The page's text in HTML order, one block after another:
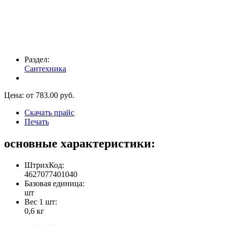
Раздел:
Сантехника
Цена: от 783.00 руб.
Скачать прайс
Печать
основные характеристики:
ШтрихКод:
4627077401040
Базовая единица:
шт
Вес 1 шт:
0,6 кг